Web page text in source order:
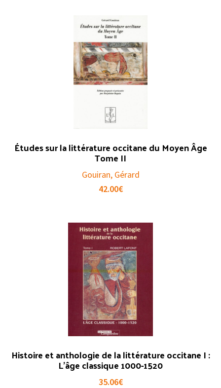
Études sur la littérature occitane du Moyen Âge
Tome II
Gouiran, Gérard
42.00€
Histoire et anthologie de la littérature occitane I :
L’âge classique 1000-1520
35.06€